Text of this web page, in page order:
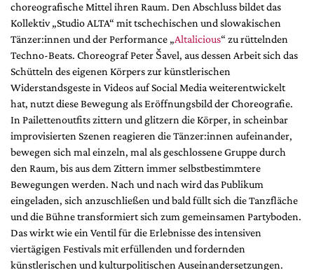
choreografische Mittel ihren Raum. Den Abschluss bildet das
Kollektiv „Studio ALTA“ mit tschechischen und slowakischen
Tänzer:innen und der Performance „Altalicious“ zu rüttelnden
Techno-Beats. Choreograf Peter Šavel, aus dessen Arbeit sich das
Schütteln des eigenen Körpers zur künstlerischen
Widerstandsgeste in Videos auf Social Media weiterentwickelt
hat, nutzt diese Bewegung als Eröffnungsbild der Choreografie.
In Pailettenoutfits zittern und glitzern die Körper, in scheinbar
improvisierten Szenen reagieren die Tänzer:innen aufeinander,
bewegen sich mal einzeln, mal als geschlossene Gruppe durch
den Raum, bis aus dem Zittern immer selbstbestimmtere
Bewegungen werden. Nach und nach wird das Publikum
eingeladen, sich anzuschließen und bald füllt sich die Tanzfläche
und die Bühne transformiert sich zum gemeinsamen Partyboden.
Das wirkt wie ein Ventil für die Erlebnisse des intensiven
viertägigen Festivals mit erfüllenden und fordernden
künstlerischen und kulturpolitischen Auseinandersetzungen.